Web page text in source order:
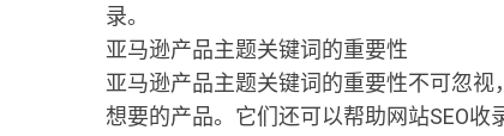
录。
亚马逊产品主题关键词的重要性
亚马逊产品主题关键词的重要性不可忽
想要的产品。它们还可以帮助网站SEO